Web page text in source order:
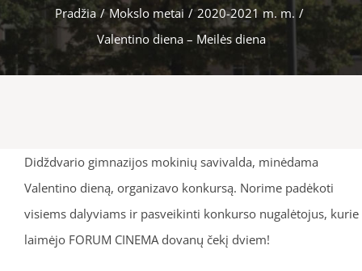
Pradžia / Mokslo metai / 2020-2021 m. m. /
Valentino diena – Meilės diena
Didždvario gimnazijos mokinių savivalda, minėdama
Valentino dieną, organizavo konkursą. Norime padėkoti
visiems dalyviams ir pasveikinti konkurso nugalėtojus, kurie
laimėjo FORUM CINEMA dovanų čekį dviem!